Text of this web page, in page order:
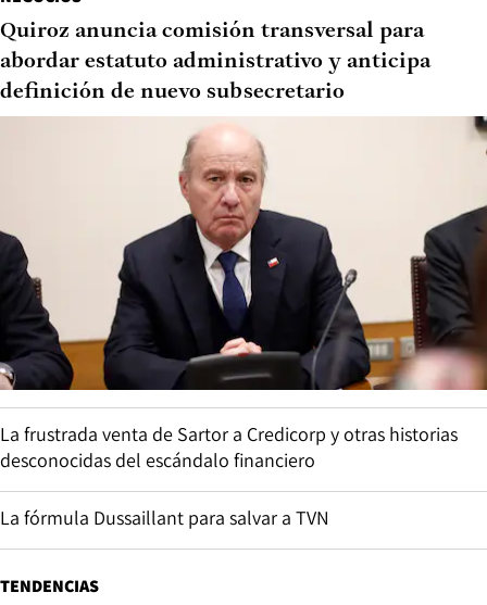
Quiroz anuncia comisión transversal para
abordar estatuto administrativo y anticipa
definición de nuevo subsecretario
La frustrada venta de Sartor a Credicorp y otras historias
desconocidas del escándalo financiero
La fórmula Dussaillant para salvar a TVN
TENDENCIAS